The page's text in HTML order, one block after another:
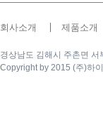
회사소개 제품소개
경상남도 김해시 주촌면
Copyright by 2015 (주)하